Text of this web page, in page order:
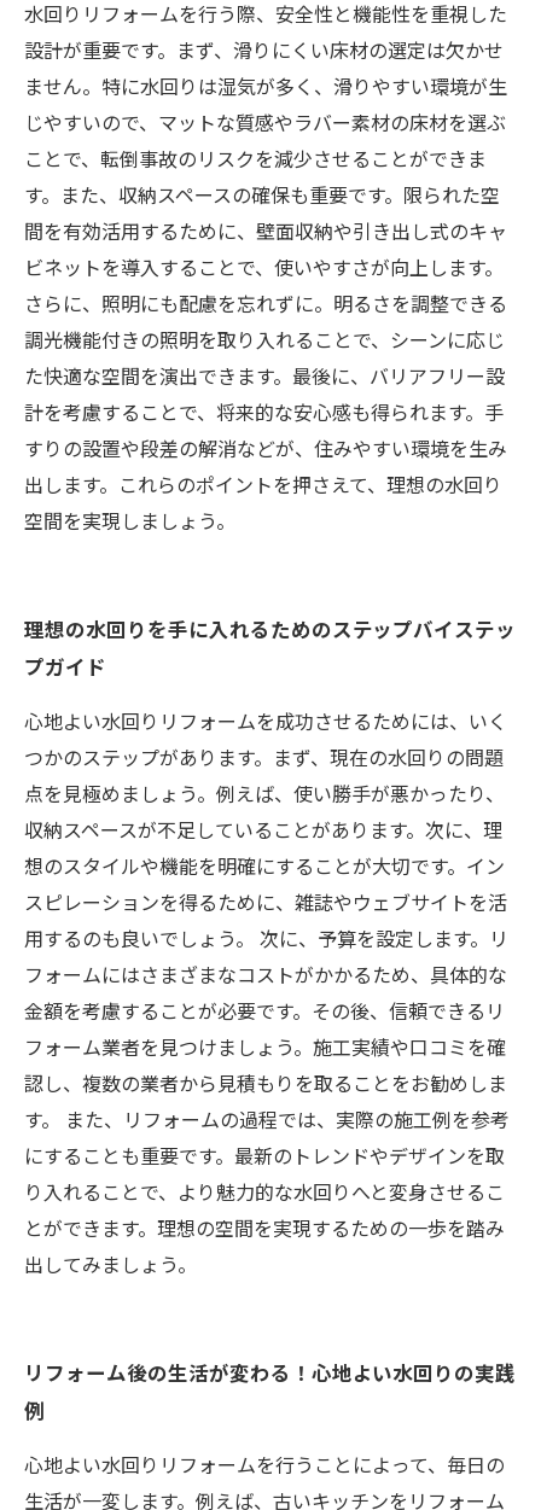
水回りリフォームを行う際、安全性と機能性を重視した
設計が重要です。まず、滑りにくい床材の選定は欠かせ
ません。特に水回りは湿気が多く、滑りやすい環境が生
じやすいので、マットな質感やラバー素材の床材を選ぶ
ことで、転倒事故のリスクを減少させることができま
す。また、収納スペースの確保も重要です。限られた空
間を有効活用するために、壁面収納や引き出し式のキャ
ビネットを導入することで、使いやすさが向上します。
さらに、照明にも配慮を忘れずに。明るさを調整できる
調光機能付きの照明を取り入れることで、シーンに応じ
た快適な空間を演出できます。最後に、バリアフリー設
計を考慮することで、将来的な安心感も得られます。手
すりの設置や段差の解消などが、住みやすい環境を生み
出します。これらのポイントを押さえて、理想の水回り
空間を実現しましょう。
理想の水回りを手に入れるためのステップバイステッ
プガイド
心地よい水回りリフォームを成功させるためには、いく
つかのステップがあります。まず、現在の水回りの問題
点を見極めましょう。例えば、使い勝手が悪かったり、
収納スペースが不足していることがあります。次に、理
想のスタイルや機能を明確にすることが大切です。イン
スピレーションを得るために、雑誌やウェブサイトを活
用するのも良いでしょう。 次に、予算を設定します。リ
フォームにはさまざまなコストがかかるため、具体的な
金額を考慮することが必要です。その後、信頼できるリ
フォーム業者を見つけましょう。施工実績や口コミを確
認し、複数の業者から見積もりを取ることをお勧めしま
す。 また、リフォームの過程では、実際の施工例を参考
にすることも重要です。最新のトレンドやデザインを取
り入れることで、より魅力的な水回りへと変身させるこ
とができます。理想の空間を実現するための一歩を踏み
出してみましょう。
リフォーム後の生活が変わる！心地よい水回りの実践
例
心地よい水回りリフォームを行うことによって、毎日の
生活が一変します。例えば、古いキッチンをリフォーム